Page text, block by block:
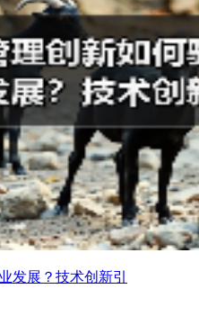
发展？技术创新引